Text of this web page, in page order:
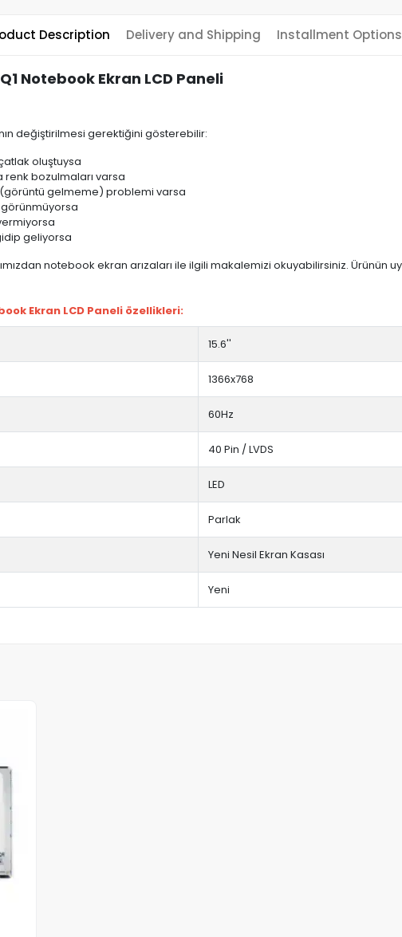
Description Delivery and Shipping Installment Options
Notebook Ekran LCD Paneli
değiştirilmesi gerektiğini gösterebilir:
oluştuysa
bozulmaları varsa
gelmeme) problemi varsa
görünmüyorsa
geliyorsa
notebook ekran arızaları ile ilgili makalemizi okuyabilirsiniz.
Ekran LCD Paneli özellikleri:
15.6''
1366x768
60Hz
40 Pin / LVDS
LED
Parlak
Yeni Nesil Ekran Kasası
Yeni